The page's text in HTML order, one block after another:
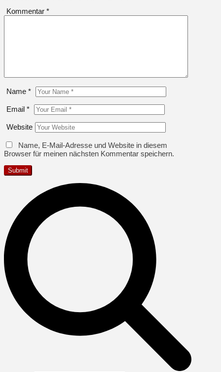
Kommentar *
Name *
Email *
Website
Name, E-Mail-Adresse und Website in diesem
Browser für meinen nächsten Kommentar speichern.